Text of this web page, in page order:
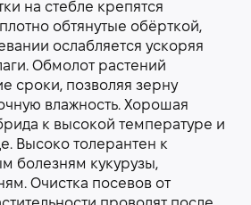
на стебле крепятся
обтянутые обёрткой,
ослабляется ускоряя
Обмолот растений
сроки, позволяя зерну
влажность. Хорошая
к высокой температуре и
Высоко толерантен к
болезням кукурузы,
Очистка посевов от